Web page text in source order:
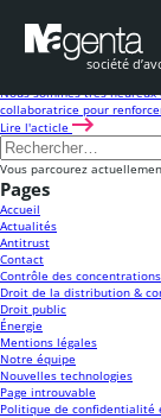
Mois :
Concurrence
28 Fév 2024
Arrivée de Julie
Nous sommes très
collaboratrice pour
Lire l'acticle
Rechercher :
Vous parcourez
Pages
Accueil
Actualités
Antitrust
Contact
Contrôle des concentrations
Droit de la distribution &
Droit public
Énergie
Mentions légales
Notre équipe
Nouvelles technologies
Page introuvable
Politique de confidentialité